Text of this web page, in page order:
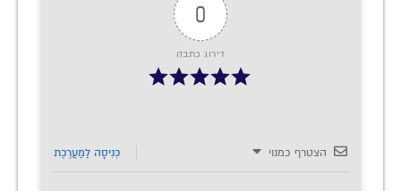
0
דירוג כתבה
הצטרף כמנוי כְּנִיסָה לַמַעֲרֶכֶת